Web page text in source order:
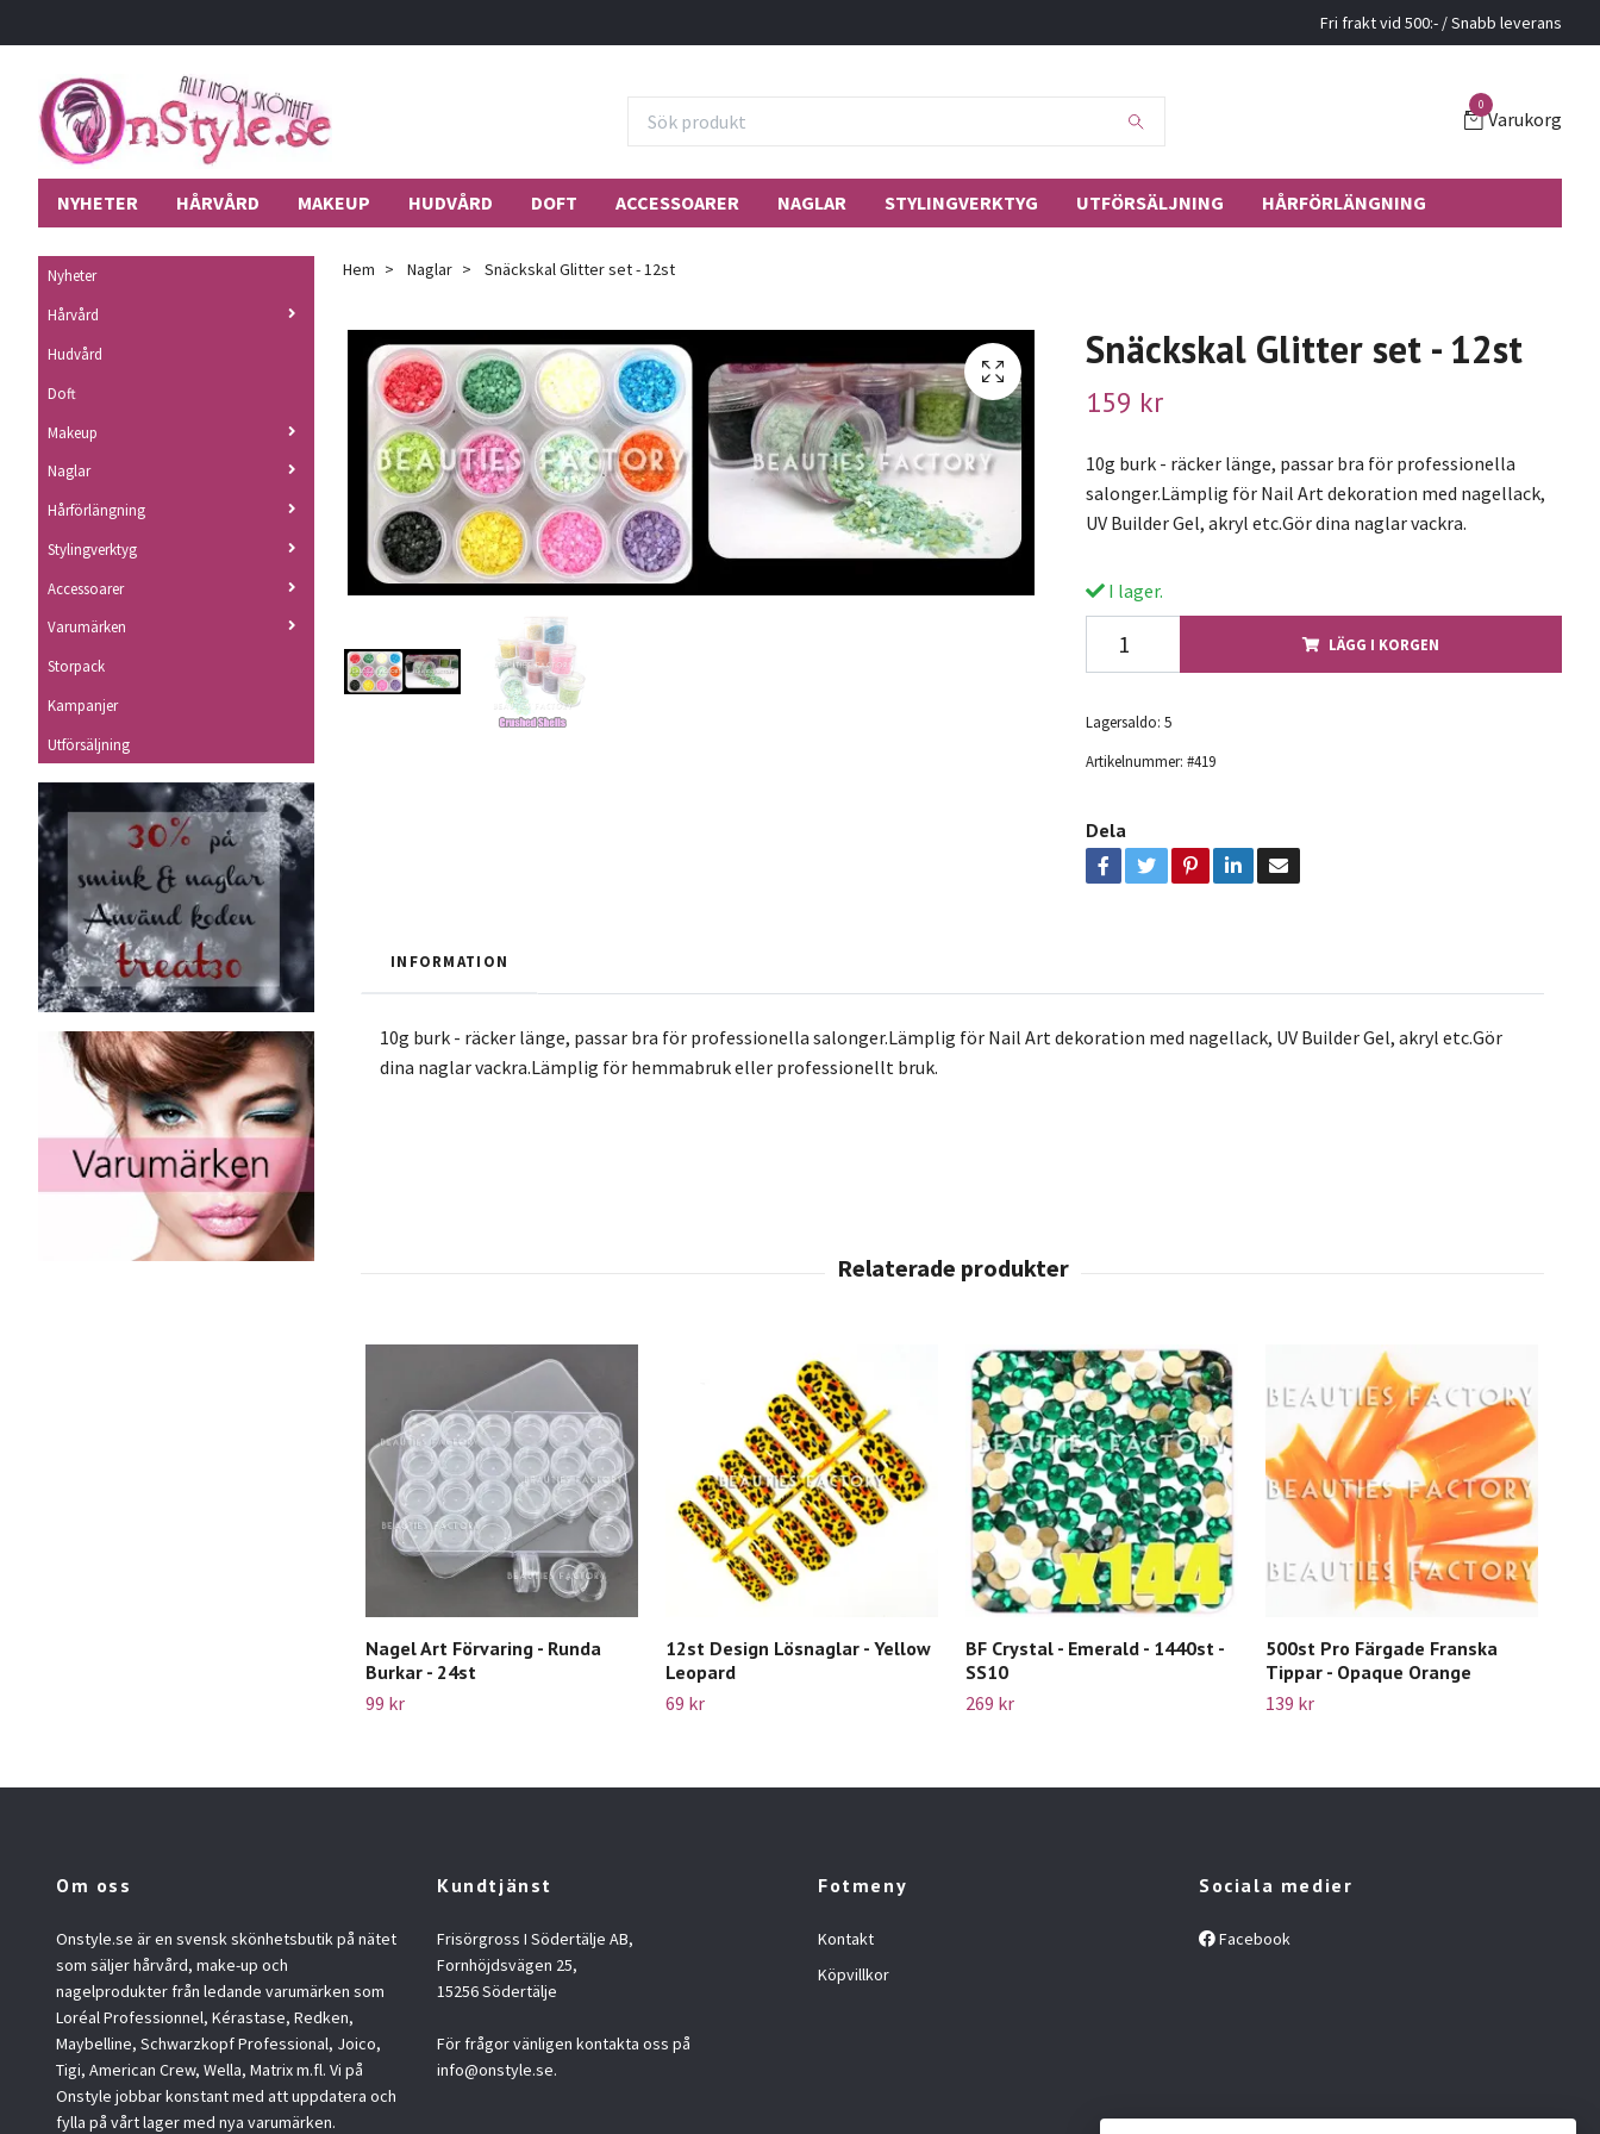
Fri frakt vid 500:- / Snabb leverans
0
Varukorg
NYHETER HÅRVÅRD MAKEUP HUDVÅRD DOFT ACCESSOARER NAGLAR STYLINGVERKTYG UTFÖRSÄLJNING HÅRFÖRLÄNGNING
Nyheter
Hårvård
Hudvård
Doft
Makeup
Naglar
Hårförlängning
Stylingverktyg
Accessoarer
Varumärken
Storpack
Kampanjer
Utförsäljning
Hem Naglar Snäckskal Glitter set - 12st
Snäckskal Glitter set - 12st
159 kr
10g burk - räcker länge, passar bra för professionella
salonger.Lämplig för Nail Art dekoration med nagellack,
UV Builder Gel, akryl etc.Gör dina naglar vackra.
I lager.
LÄGG I KORGEN
Lagersaldo: 5
Artikelnummer: #419
Dela
INFORMATION
10g burk - räcker länge, passar bra för professionella salonger.Lämplig för Nail Art dekoration med nagellack, UV Builder Gel, akryl etc.Gör
dina naglar vackra.Lämplig för hemmabruk eller professionellt bruk.
Nagel Art Förvaring - Runda
Burkar - 24st
99 kr
12st Design Lösnaglar - Yellow
Leopard
69 kr
BF Crystal - Emerald - 1440st -
SS10
269 kr
500st Pro Färgade Franska
Tippar - Opaque Orange
139 kr
Om oss
Onstyle.se är en svensk skönhetsbutik på nätet
som säljer hårvård, make-up och
nagelprodukter från ledande varumärken som
Loréal Professionnel, Kérastase, Redken,
Maybelline, Schwarzkopf Professional, Joico,
Tigi, American Crew, Wella, Matrix m.fl. Vi på
Onstyle jobbar konstant med att uppdatera och
fylla på vårt lager med nya varumärken.
Kundtjänst
Frisörgross I Södertälje AB,
Fornhöjdsvägen 25,
15256 Södertälje
För frågor vänligen kontakta oss på
info@onstyle.se.
Fotmeny
Kontakt
Köpvillkor
Sociala medier
Facebook